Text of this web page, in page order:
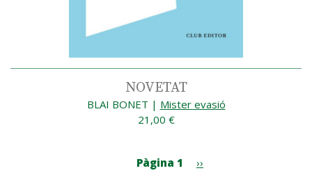
NOVETAT
BLAI BONET | Mister evasió
21,00 €
Pàgina 1
Pàgina
››